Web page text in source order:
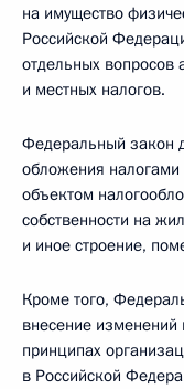
на имущество
Российской
отдельных вопросов
и местных налогов.
Федеральный закон
обложения
объектом
собственности на
и иное строение,
Кроме того,
внесение
принципах
в Российской